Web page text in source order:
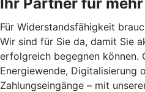
Für Widerstandsfähigkeit
Wir sind für Sie da, damit Sie
erfolgreich begegnen können.
Energiewende, Digitalisierung
Zahlungseingänge – mit